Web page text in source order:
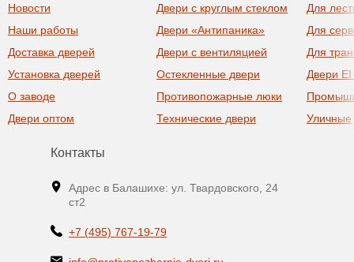
Новости
Наши работы
Доставка дверей
Установка дверей
О заводе
Двери оптом
Двери с круглым стеклом
Двери «Антипаника»
Двери с вентиляцией
Остекленные двери
Противопожарные люки
Технические двери
Для
Для
Для
Двери
Уличные
Контакты
Адрес в Балашихе: ул. Твардовского, 24
ст2
+7 (495) 767-19-79